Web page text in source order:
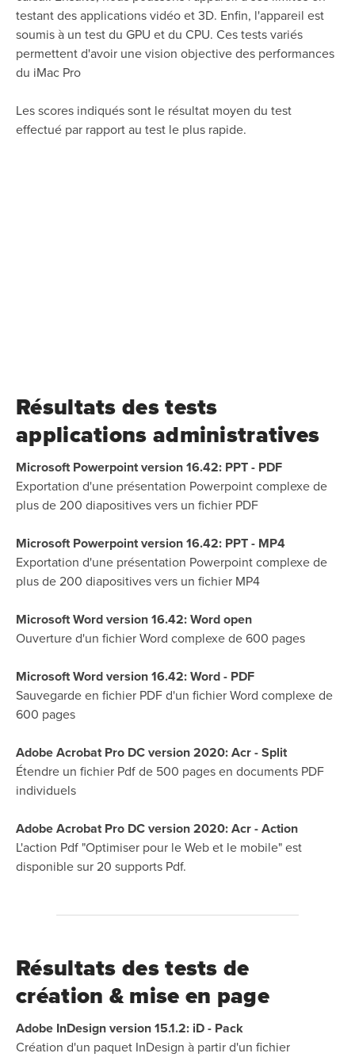
testant des applications vidéo et 3D. Enfin, l'appareil est
soumis à un test du GPU et du CPU. Ces tests variés
permettent d'avoir une vision objective des performances
du iMac Pro
Les scores indiqués sont le résultat moyen du test
effectué par rapport au test le plus rapide.
Résultats des tests
applications administratives
Microsoft Powerpoint version 16.42: PPT - PDF
Exportation d'une présentation Powerpoint complexe de
plus de 200 diapositives vers un fichier PDF
Microsoft Powerpoint version 16.42: PPT - MP4
Exportation d'une présentation Powerpoint complexe de
plus de 200 diapositives vers un fichier MP4
Microsoft Word version 16.42: Word open
Ouverture d'un fichier Word complexe de 600 pages
Microsoft Word version 16.42: Word - PDF
Sauvegarde en fichier PDF d'un fichier Word complexe de
600 pages
Adobe Acrobat Pro DC version 2020: Acr - Split
Étendre un fichier Pdf de 500 pages en documents PDF
individuels
Adobe Acrobat Pro DC version 2020: Acr - Action
L'action Pdf "Optimiser pour le Web et le mobile" est
disponible sur 20 supports Pdf.
Résultats des tests de
création & mise en page
Adobe InDesign version 15.1.2: iD - Pack
Création d'un paquet InDesign à partir d'un fichier